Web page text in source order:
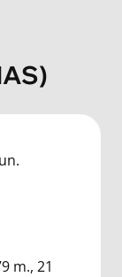
m., 21